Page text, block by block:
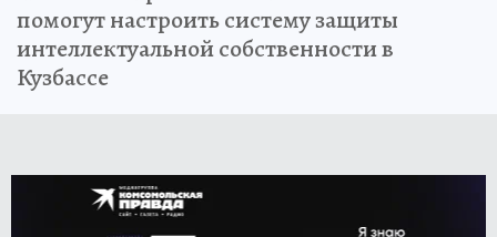
помогут настроить систему защиты
интеллектуальной собственности в
Кузбассе